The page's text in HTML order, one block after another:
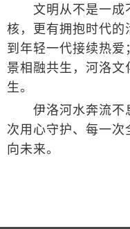
文明从不是一成
核，更有拥抱时代的
到年轻一代接续热
景相融共生，河洛
生。
伊洛河水奔流不
次用心守护、每一
向未来。